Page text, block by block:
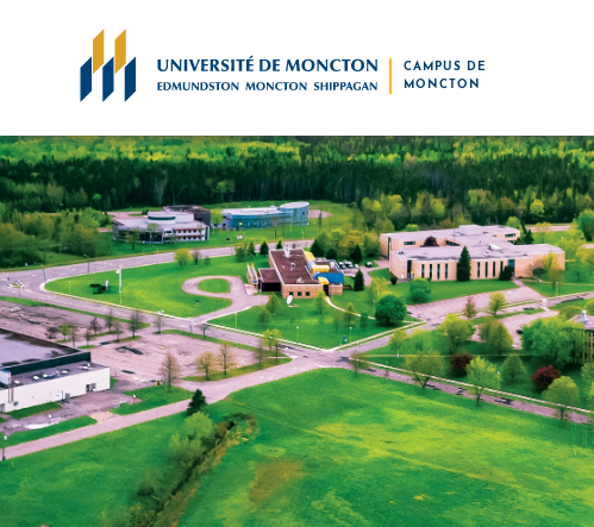
CAMPUS DE
MONCTON